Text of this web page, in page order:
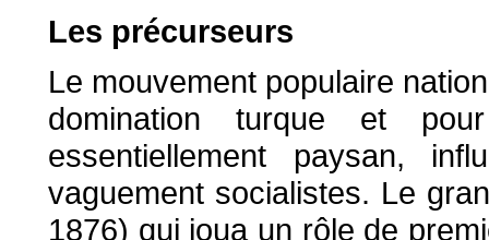
Les précurseurs
Le mouvement populaire
domination turque et
essentiellement paysan,
vaguement socialistes. Le
1876) qui joua un rôle de